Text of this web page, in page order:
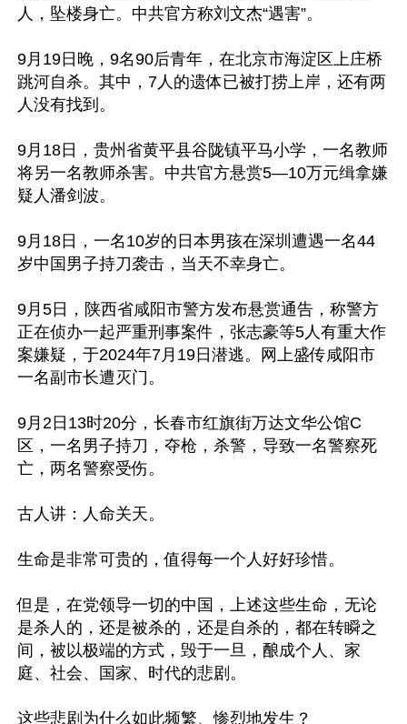
人，坠楼身亡。中共官方称刘文杰“遇害”。
9月19日晚，9名90后青年，在北京市海淀区上庄桥
跳河自杀。其中，7人的遗体已被打捞上岸，还有两
人没有找到。
9月18日，贵州省黄平县谷陇镇平马小学，一名教师
将另一名教师杀害。中共官方悬赏5—10万元缉拿嫌
疑人潘剑波。
9月18日，一名10岁的日本男孩在深圳遭遇一名44
岁中国男子持刀袭击，当天不幸身亡。
9月5日，陕西省咸阳市警方发布悬赏通告，称警方
正在侦办一起严重刑事案件，张志豪等5人有重大作
案嫌疑，于2024年7月19日潜逃。网上盛传咸阳市
一名副市长遭灭门。
9月2日13时20分，长春市红旗街万达文华公馆C
区，一名男子持刀，夺枪，杀警，导致一名警察死
亡，两名警察受伤。
古人讲：人命关天。
生命是非常可贵的，值得每一个人好好珍惜。
但是，在党领导一切的中国，上述这些生命，无论
是杀人的，还是被杀的，还是自杀的，都在转瞬之
间，被以极端的方式，毁于一旦，酿成个人、家
庭、社会、国家、时代的悲剧。
这些悲剧为什么如此频繁、惨烈地发生？